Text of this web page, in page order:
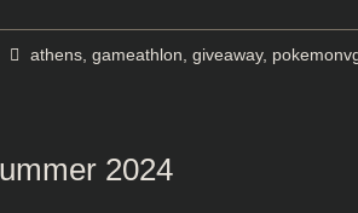
athens gameathlon giveaway,
2024